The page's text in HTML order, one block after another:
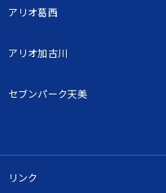
アリオ葛西
アリオ加古川
セブンパーク天美
リンク